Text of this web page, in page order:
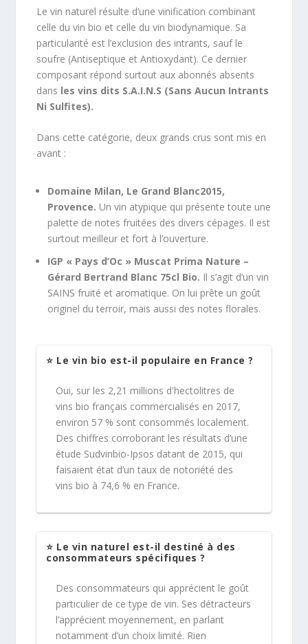
Le vin naturel résulte d’une vinification combinant
celle du vin bio et celle du vin biodynamique. Sa
particularité est l’exclusion des intrants, sauf le
soufre (Antiseptique et Antioxydant). Ce dernier
composant répond surtout aux abonnés absents
dans les vins dits S.A.I.N.S (Sans Aucun Intrants
Ni Sulfites).
Dans cette catégorie, deux grands crus sont mis en
avant :
Domaine Milan, Le Grand Blanc2015,
Provence. Un vin atypique qui présente toute une
palette de notes fruitées des divers cépages. Il est
surtout meilleur et fort à l’ouverture.
IGP « Pays d’Oc » Muscat Prima Nature –
Gérard Bertrand Blanc 75cl Bio. Il s’agit d’un vin
SAINS fruité et aromatique. On lui prête un goût
originel du terroir, mais aussi des notes florales.
⭐ Le vin bio est-il populaire en France ?
Oui, sur les 2,21 millions d'hectolitres de
vins bio français commercialisés en 2017,
environ 57 % sont consommés localement.
Des chiffres corroborant les résultats d’une
étude Sudvinbio-Ipsos datant de 2015, qui
faisaient état d’un taux de notoriété des
vins bio à 74,6 % en France.
⭐ Le vin naturel est-il destiné à des
consommateurs spécifiques ?
Des consommateurs qui apprécient le goût
particulier de ce type de vin. Ses détracteurs
l’apprécient moyennement, en parlant
notamment d’un choix limité. Rien